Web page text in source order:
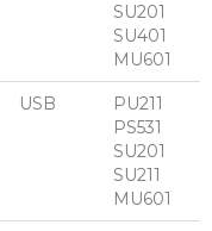
SU201
SU401
MU601
USB
PU211
PS531
SU201
SU211
MU601